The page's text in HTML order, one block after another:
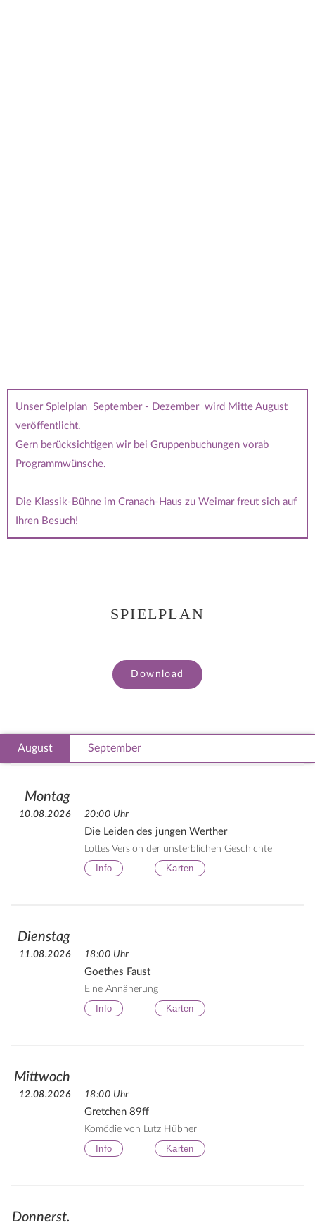
Unser Spielplan September - Dezember wird Mitte August
veröffentlicht.
Gern berücksichtigen wir bei Gruppenbuchungen vorab
Programmwünsche.
Die Klassik-Bühne im Cranach-Haus zu Weimar freut sich auf
Ihren Besuch!
SPIELPLAN
Download
August September
Montag
10.08.2026
20:00 Uhr
Die Leiden des jungen Werther
Lottes Version der unsterblichen Geschichte
Info
Karten
Dienstag
11.08.2026
18:00 Uhr
Goethes Faust
Eine Annäherung
Info
Karten
Mittwoch
12.08.2026
18:00 Uhr
Gretchen 89ff
Komödie von Lutz Hübner
Info
Karten
Donnerst.